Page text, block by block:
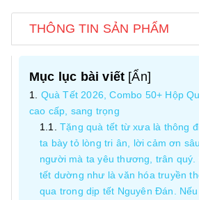
THÔNG TIN SẢN PHẨM
Mục lục bài viết [Ẩn]
Quà Tết 2026, Combo 50+ Hộp
cao cấp, sang trọng
Tặng quà tết từ xưa là thông
ta bày tỏ lòng tri ân, lời cảm ơn
người mà ta yêu thương, trân quý.
tết dường như là văn hóa truyền
qua trong dịp tết Nguyên Đán.